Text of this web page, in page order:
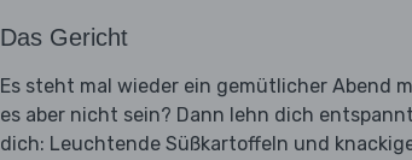
Das Gericht
Es steht mal wieder ein gemütlicher Abend
es aber nicht sein? Dann lehn dich
dich: Leuchtende Süßkartoffeln und